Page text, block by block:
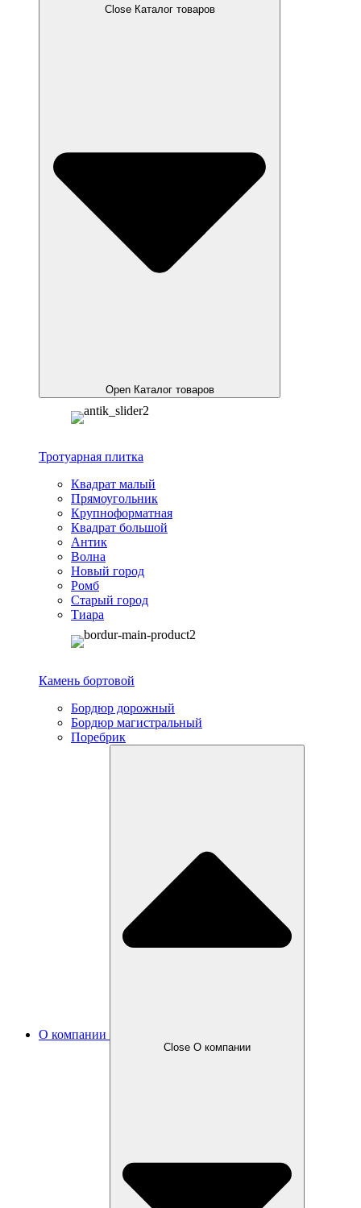
Close Каталог товаров
Open Каталог товаров
Тротуарная плитка
Квадрат малый
Прямоугольник
Крупноформатная
Квадрат большой
Антик
Волна
Новый город
Ромб
Старый город
Тиара
Камень бортовой
Бордюр дорожный
Бордюр магистральный
Поребрик
О компании
Close О компании